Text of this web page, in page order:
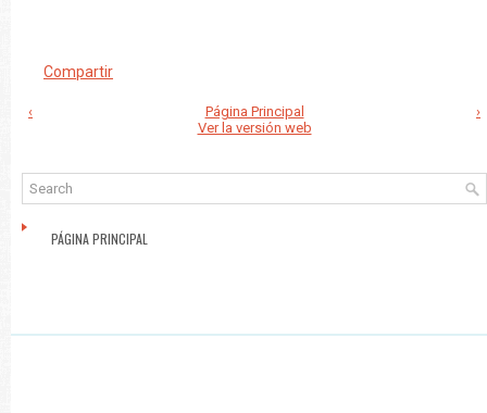
Compartir
‹ ›
Página Principal
Ver la versión web
PÁGINA PRINCIPAL